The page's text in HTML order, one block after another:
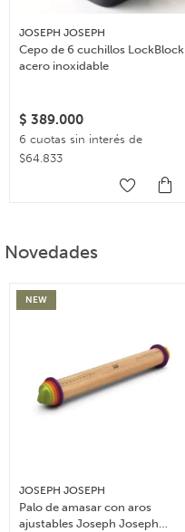
JOSEPH JOSEPH
Cepo de 6 cuchillos LockBlock
acero inoxidable
$ 389.000
6 cuotas sin interés de
$64.833
Novedades
NEW
JOSEPH JOSEPH
Palo de amasar con aros
ajustables Joseph Joseph